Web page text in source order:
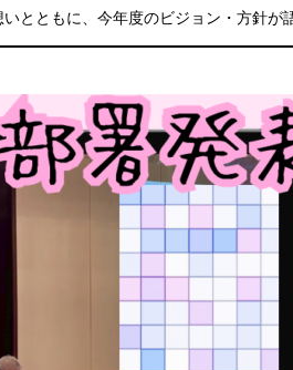
とともに、今年度のビジョン・方針